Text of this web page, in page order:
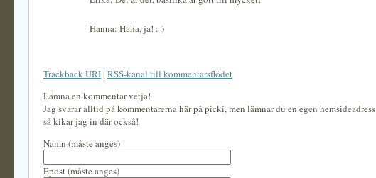
Hanna: Haha, ja! :-)
Trackback URI| RSS-kanal till kommentarsflödet
Lämna en kommentar vetja!
Jag svarar alltid på kommentarerna här på picki, men lämnar du en egen hemsideadress
så kikar jag in där också!
Namn (måste anges)
Epost (måste anges)